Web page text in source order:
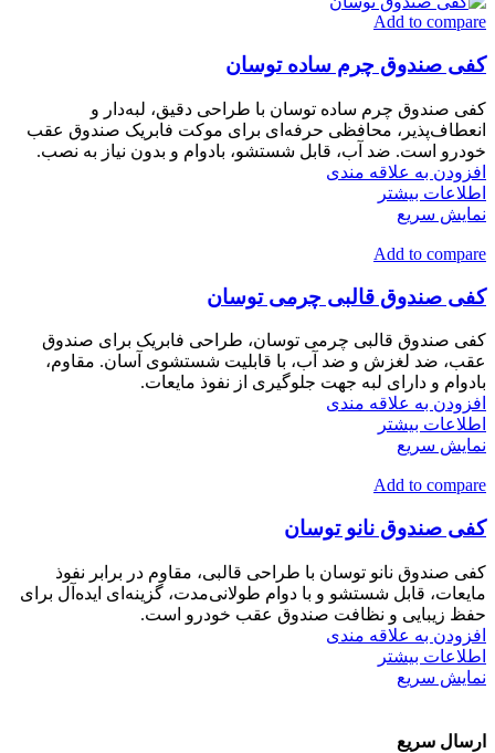
Add to compare
کفی صندوق چرم ساده توسان
کفی صندوق چرم ساده توسان با طراحی دقیق، لبه‌دار و
انعطاف‌پذیر، محافظی حرفه‌ای برای موکت فابریک صندوق عقب
خودرو است. ضد آب، قابل شستشو، بادوام و بدون نیاز به نصب.
افزودن به علاقه مندی
اطلاعات بیشتر
نمایش سریع
Add to compare
کفی صندوق قالبی چرمی توسان
کفی صندوق قالبی چرمی توسان، طراحی فابریک برای صندوق
عقب، ضد لغزش و ضد آب، با قابلیت شستشوی آسان. مقاوم،
بادوام و دارای لبه جهت جلوگیری از نفوذ مایعات.
افزودن به علاقه مندی
اطلاعات بیشتر
نمایش سریع
Add to compare
کفی صندوق نانو توسان
کفی صندوق نانو توسان با طراحی قالبی، مقاوم در برابر نفوذ
مایعات، قابل شستشو و با دوام طولانی‌مدت، گزینه‌ای ایده‌آل برای
حفظ زیبایی و نظافت صندوق عقب خودرو است.
افزودن به علاقه مندی
اطلاعات بیشتر
نمایش سریع
ارسال سریع